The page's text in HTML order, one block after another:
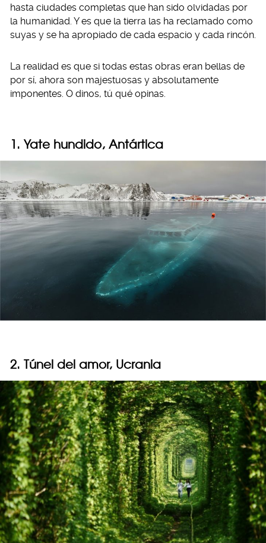
hasta ciudades completas que han sido olvidadas por
la humanidad. Y es que la tierra las ha reclamado como
suyas y se ha apropiado de cada espacio y cada rincón.
La realidad es que si todas estas obras eran bellas de
por sí, ahora son majestuosas y absolutamente
imponentes. O dinos, tú qué opinas.
1. Yate hundido, Antártica
2. Túnel del amor, Ucrania